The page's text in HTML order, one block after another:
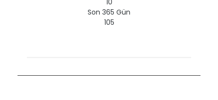
Son 365 Gün
105